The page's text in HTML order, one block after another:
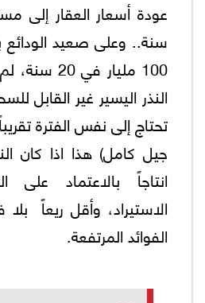
سنة.. وعلى صعيد الودائع
100 مليار
النذر اليسير غير القابل
تحتاج إلى نفس الفترة
جيل كامل) هذا اذا كان
انتاجاً بالاعتماد
الاستيراد، وأقل ريعاً بلا
الفوائد المرتفعة.